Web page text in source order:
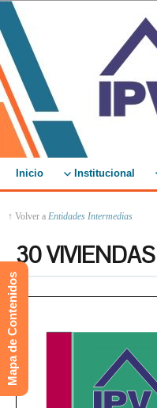
Inicio Institucional
↑ Volver a Entidades Intermedias
30
Mapa de Contenidos